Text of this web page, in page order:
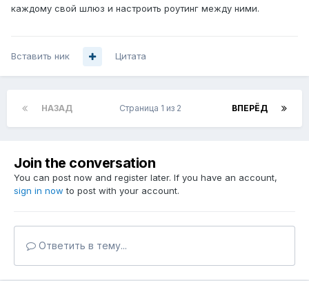
каждому свой шлюз и настроить роутинг между ними.
Вставить ник Цитата
НАЗАД ВПЕРЁД
Страница 1 из 2
Join the conversation
You can post now and register later. If you have an account,
sign in now to post with your account.
Ответить в тему...